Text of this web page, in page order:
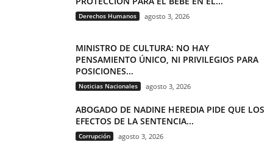
Derechos Humanos agosto 3, 2026
MINISTRO DE CULTURA: NO HAY
PENSAMIENTO ÚNICO, NI PRIVILEGIOS PARA
POSICIONES...
Noticias Nacionales agosto 3, 2026
ABOGADO DE NADINE HEREDIA PIDE QUE LOS
EFECTOS DE LA SENTENCIA...
Corrupción agosto 3, 2026